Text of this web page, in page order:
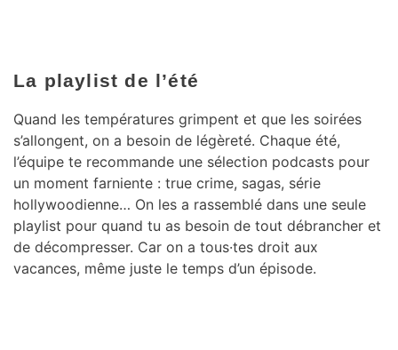
La playlist de l’été
Quand les températures grimpent et que les soirées
s’allongent, on a besoin de légèreté. Chaque été,
l’équipe te recommande une sélection podcasts pour
un moment farniente : true crime, sagas, série
hollywoodienne… On les a rassemblé dans une seule
playlist pour quand tu as besoin de tout débrancher et
de décompresser. Car on a tous·tes droit aux
vacances, même juste le temps d’un épisode.